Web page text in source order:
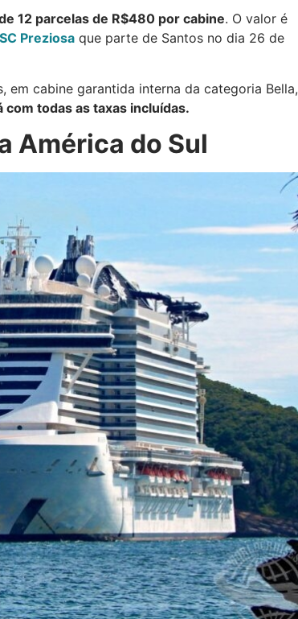
12 parcelas de R$480 por cabine. O valor é
Preziosa que parte de Santos no dia 26 de
cabine garantida interna da categoria Bella,
com todas as taxas incluídas.
América do Sul